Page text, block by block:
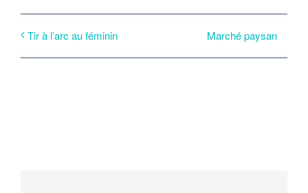
Tir à l’arc au féminin Marché paysan